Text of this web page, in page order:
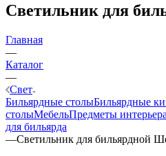
Светильник для
Главная
—
Каталог
—
Свет
Бильярдные столыБильярдные
столыМебельПредметы интерьера
для бильярда
—Светильник для бильярдной